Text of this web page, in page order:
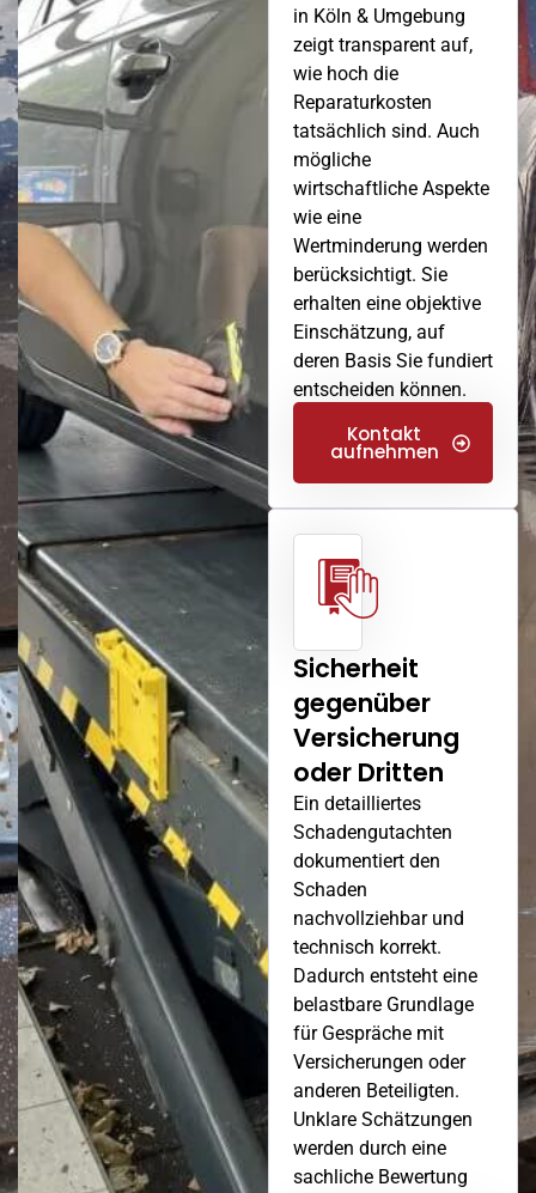
in Köln & Umgebung
zeigt transparent auf,
wie hoch die
Reparaturkosten
tatsächlich sind. Auch
mögliche
wirtschaftliche Aspekte
wie eine
Wertminderung werden
berücksichtigt. Sie
erhalten eine objektive
Einschätzung, auf
deren Basis Sie fundiert
entscheiden können.
Kontakt
aufnehmen
Sicherheit
gegenüber
Versicherung
oder Dritten
Ein detailliertes
Schadengutachten
dokumentiert den
Schaden
nachvollziehbar und
technisch korrekt.
Dadurch entsteht eine
belastbare Grundlage
für Gespräche mit
Versicherungen oder
anderen Beteiligten.
Unklare Schätzungen
werden durch eine
sachliche Bewertung